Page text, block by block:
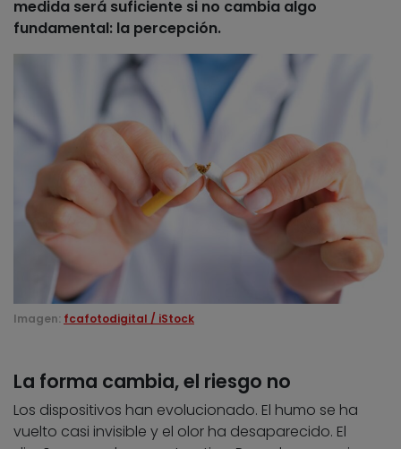
medida será suficiente si no cambia algo
fundamental: la percepción.
Imagen: fcafotodigital / iStock
La forma cambia, el riesgo no
Los dispositivos han evolucionado. El humo se ha
vuelto casi invisible y el olor ha desaparecido. El